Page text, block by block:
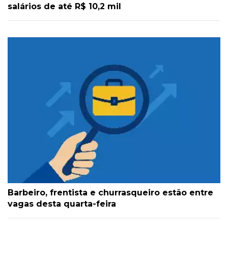
salários de até R$ 10,2 mil
Barbeiro, frentista e churrasqueiro estão entre
vagas desta quarta-feira